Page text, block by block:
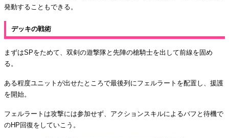
発動することもできる。
デッキの戦術
まずはSPをためて、双剣の遊撃隊と先陣の槍騎士を出して前線を固め
る。
ある程度ユニットが出せたところで最後列にフェルラートを配置し、援護
を開始。
フェルラートは攻撃には参加せず、アクションスキルによるバフと待機で
のHP回復をしていこう。